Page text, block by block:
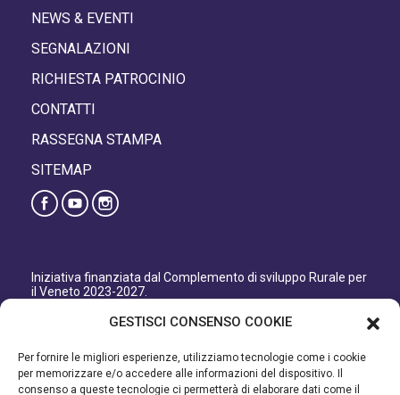
GESTISCI CONSENSO COOKIE
Per fornire le migliori esperienze, utilizziamo tecnologie come i cookie
per memorizzare e/o accedere alle informazioni del dispositivo. Il
consenso a queste tecnologie ci permetterà di elaborare dati come il
NEWS & EVENTI
SEGNALAZIONI
RICHIESTA PATROCINIO
CONTATTI
RASSEGNA STAMPA
SITEMAP
Iniziativa finanziata dal Complemento di sviluppo Rurale per
il Veneto 2023-2027.
Organismo responsabile dell’informazione: GAL Patavino
Autorità di Gestione regionale: Regione del Veneto –
Direzione AdG FEASR Bonifica e Irrigazione.